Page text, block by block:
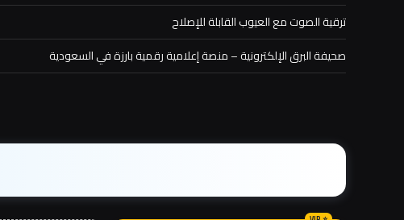
ترقية الصوت مع العيوب القابلة للإصلاح
صحيفة البرق الإلكترونية – منصة إعلامية رقمية بارزة في السعودية